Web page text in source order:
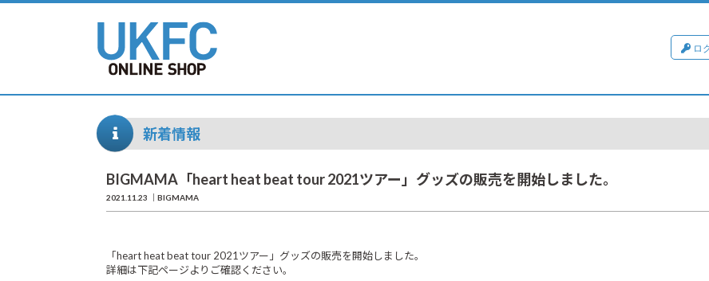
ロ
新着情報
BIGMAMA「heart heat beat tour 2021ツアー」グッズの販売を開始しました。
2021.11.23 BIGMAMA
「heart heat beat tour 2021ツアー」グッズの販売を開始しました。
詳細は下記ページよりご確認ください。